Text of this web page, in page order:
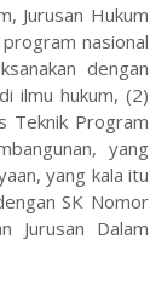
Jurusan Hukum
nasional
dengan
ilmu hukum, (2)
Teknik Program
yang
yang kala itu
SK Nomor
Jurusan Dalam